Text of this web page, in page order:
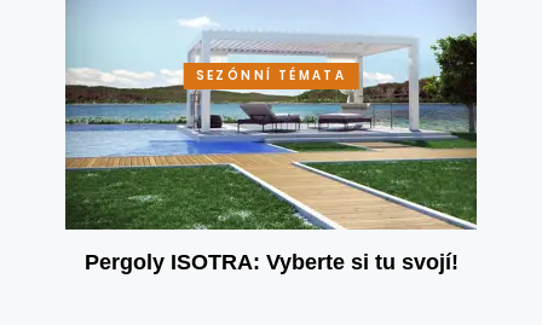
SEZÓNNÍ TÉMATA
Pergoly ISOTRA: Vyberte si tu svojí!